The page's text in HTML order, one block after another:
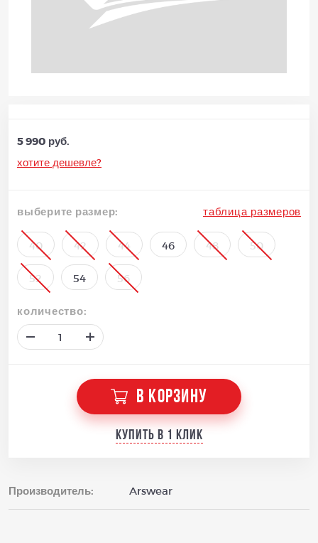
5 990 руб.
хотите дешевле?
выберите размер: таблица размеров
40 42 44 46 48 50
52 54 56
количество:
В КОРЗИНУ
Купить в 1 клик
Производитель: Arswear